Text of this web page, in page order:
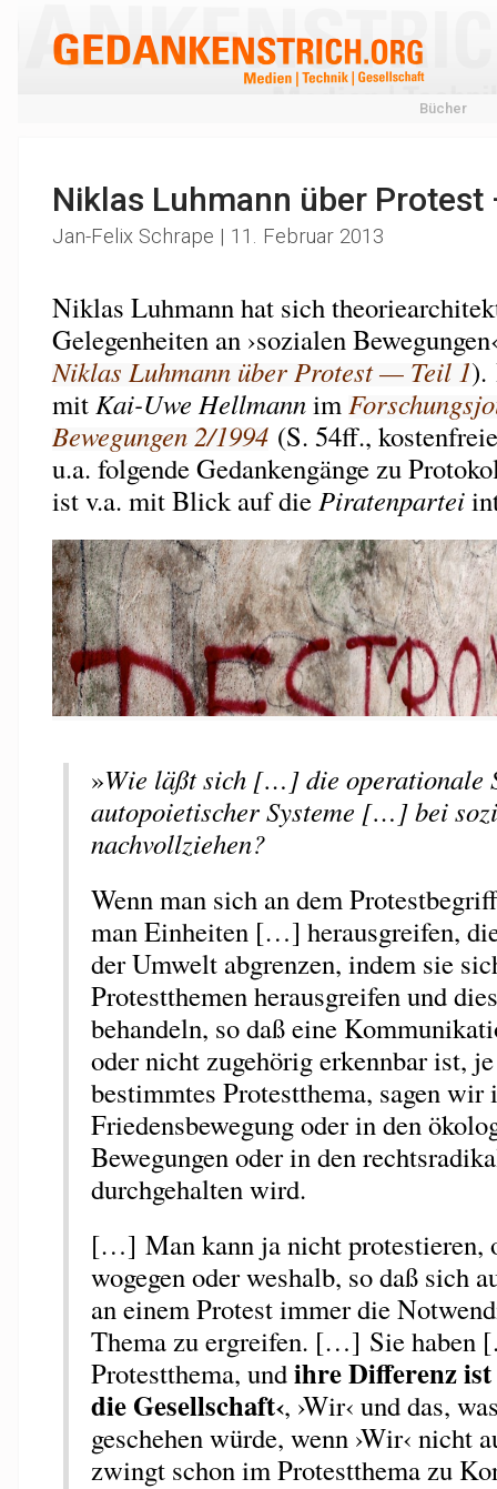
Bücher
Niklas Luhmann über Protest
Jan-Felix Schrape | 11. Februar 2013
Niklas Luhmann hat sich
Gelegenheiten an ›sozialen
Niklas Luhmann über Protest — Teil 1).
mitKai-Uwe Hellmannim
Bewegungen 2/1994(S. 54ff.,
u.a. folgende Gedankengänge zu
ist v.a. mit Blick auf diePiratenpartei
»Wie läßt sich […] die operationale
autopoietischer Systeme […] bei
nachvollziehen?
Wenn man sich an dem
man Einheiten […] herausgreifen,
der Umwelt abgrenzen, indem sie
Protestthemen herausgreifen und
behandeln, so daß eine
oder nicht zugehörig erkennbar ist,
bestimmtes Protestthema, sagen wir
Friedensbewegung oder in den
Bewegungen oder in den
durchgehalten wird.
[…] Man kann ja nicht protestieren,
wogegen oder weshalb, so daß sich
an einem Protest immer die
Thema zu ergreifen. […] Sie haben
Protestthema, undihre Differenz
die Gesellschaft‹, ›Wir‹ und das,
geschehen würde, wenn ›Wir‹ nicht
zwingt schon im Protestthema zu